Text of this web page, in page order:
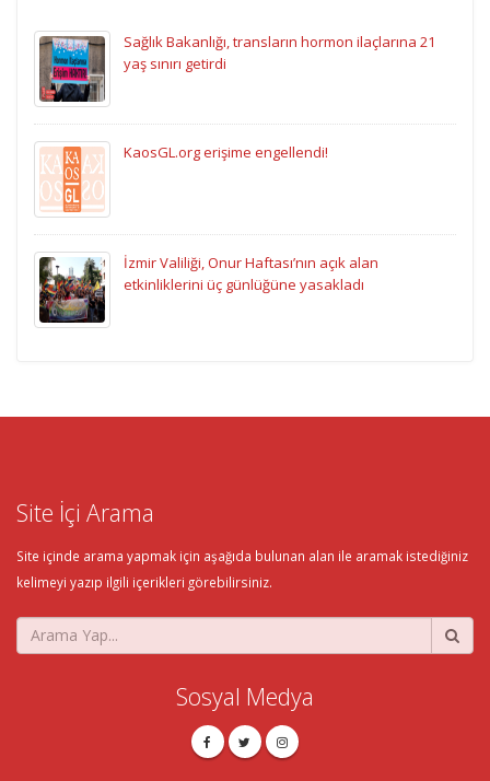
Sağlık Bakanlığı, transların hormon ilaçlarına 21
yaş sınırı getirdi
KaosGL.org erişime engellendi!
İzmir Valiliği, Onur Haftası’nın açık alan
etkinliklerini üç günlüğüne yasakladı
Site İçi Arama
Site içinde arama yapmak için aşağıda bulunan alan ile aramak istediğiniz
kelimeyi yazıp ilgili içerikleri görebilirsiniz.
Sosyal Medya